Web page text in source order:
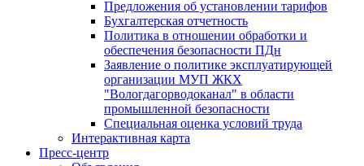
Предложения об установлении тарифов
Бухгалтерская отчетность
Политика в отношении обработки и
обеспечения безопасности ПДн
Заявление о политике эксплуатирующей
организации МУП ЖКХ
"Вологдагорводоканал" в области
промышленной безопасности
Специальная оценка условий труда
Интерактивная карта
Пресс-центр